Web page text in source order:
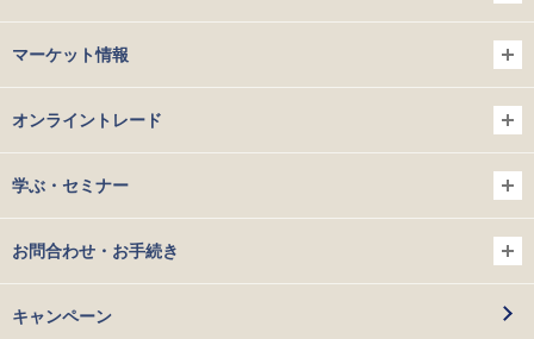
マーケット情報
オンライントレード
学ぶ・セミナー
お問合わせ・お手続き
キャンペーン